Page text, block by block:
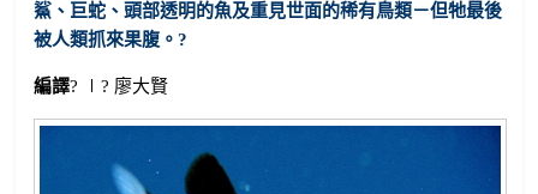
鯊、巨蛇、頭部透明的魚及重見世面的稀有鳥類－但牠最後
被人類抓來果腹。?
編譯? ∣? 廖大賢